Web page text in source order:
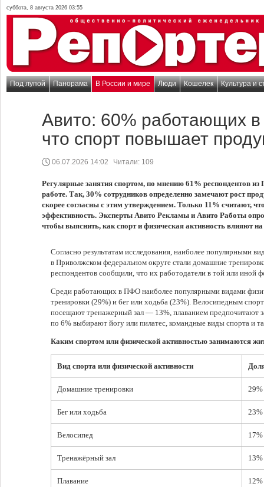
суббота, 8 августа 2026 03:55
Под лупой Панорама В России и мире Люди Кошелек Культура и
Авито: 60% работающих
что спорт повышает
06.07.2026 14:02 Читали: 109
Регулярные занятия спортом, по мнению 61% респондентов
работе. Так, 30% сотрудников определенно замечают рост
скорее согласны с этим утверждением. Только 11% считают,
эффективность. Эксперты Авито Рекламы и Авито Работы
чтобы выяснить, как спорт и физическая активность влияют
Согласно результатам исследования, наиболее популярными
в Приволжском федеральном округе стали домашние
респондентов сообщили, что их работодатели в той или иной
Среди работающих в ПФО наиболее популярными видами
тренировки (29%) и бег или ходьба (23%). Велосипедным
посещают тренажерный зал — 13%, плаванием предпочитают
по 6% выбирают йогу или пилатес, командные виды спорта и
Каким спортом или физической активностью занимаются
Вид спорта или физической активности
Домашние тренировки 29%
Бег или ходьба 23%
Велосипед 17%
Тренажёрный зал 13%
Плавание 12%